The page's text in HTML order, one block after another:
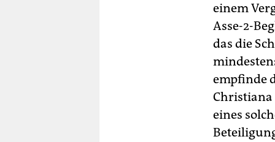
einem
Asse-2-
das die
empfinde
Christiana
eines